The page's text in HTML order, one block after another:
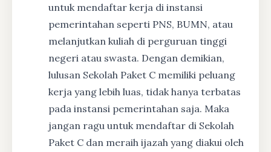
untuk mendaftar kerja di instansi
pemerintahan seperti PNS, BUMN, atau
melanjutkan kuliah di perguruan tinggi
negeri atau swasta. Dengan demikian,
lulusan Sekolah Paket C memiliki peluang
kerja yang lebih luas, tidak hanya terbatas
pada instansi pemerintahan saja. Maka
jangan ragu untuk mendaftar di Sekolah
Paket C dan meraih ijazah yang diakui oleh